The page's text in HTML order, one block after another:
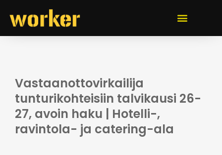
Vastaanottovirkailija
tunturikohteisiin talvikausi 26-
27, avoin haku | Hotelli-,
ravintola- ja catering-ala